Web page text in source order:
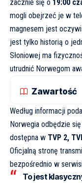
zacznie się o 19:00
mogli obejrzeć je w
magnesem jest
jest tylko historią o
Słoniowej ma
utrudnić Norwegom
Zawartość
Według informacji
Norwegia odbędzie
dostępna w TVP 2,
Oficjalną stronę
bezpośrednio w
To jest